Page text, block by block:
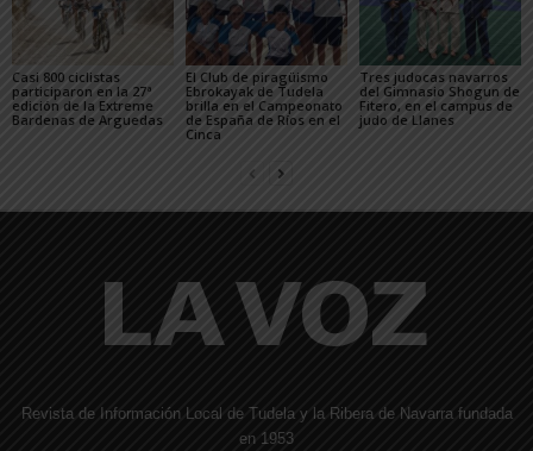
Casi 800 ciclistas
participaron en la 27ª
edición de la Extreme
Bardenas de Arguedas
El Club de piragüismo
Ebrokayak de Tudela
brilla en el Campeonato
de España de Ríos en el
Cinca
Tres judocas navarros
del Gimnasio Shogun de
Fitero, en el campus de
judo de Llanes
Revista de Información Local de Tudela y la Ribera de Navarra fundada
en 1953